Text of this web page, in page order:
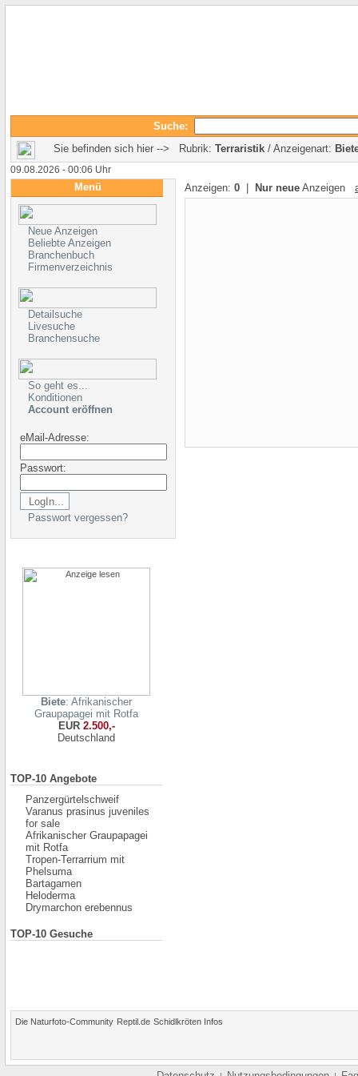
Suche:
Sie befinden sich hier --> Rubrik: Terraristik / Anzeigenart:
09.08.2026 - 00:06 Uhr
Menü
Neue Anzeigen
Beliebte Anzeigen
Branchenbuch
Firmenverzeichnis
Detailsuche
Livesuche
Branchensuche
So geht es...
Konditionen
Account eröffnen
eMail-Adresse:
Passwort:
Passwort vergessen?
Biete: Afrikanischer
Graupapagei mit Rotfa
EUR2.500,-
Deutschland
TOP-10 Angebote
Panzergürtelschweif
Varanus prasinus juveniles
for sale
Afrikanischer Graupapagei
mit Rotfa
Tropen-Terrarrium mit
Phelsuma
Bartagamen
Heloderma
Drymarchon erebennus
TOP-10 Gesuche
Anzeigen: 0 Nur neue Anzeigen
Die Naturfoto-Community Reptil.de Schidlkröten Infos